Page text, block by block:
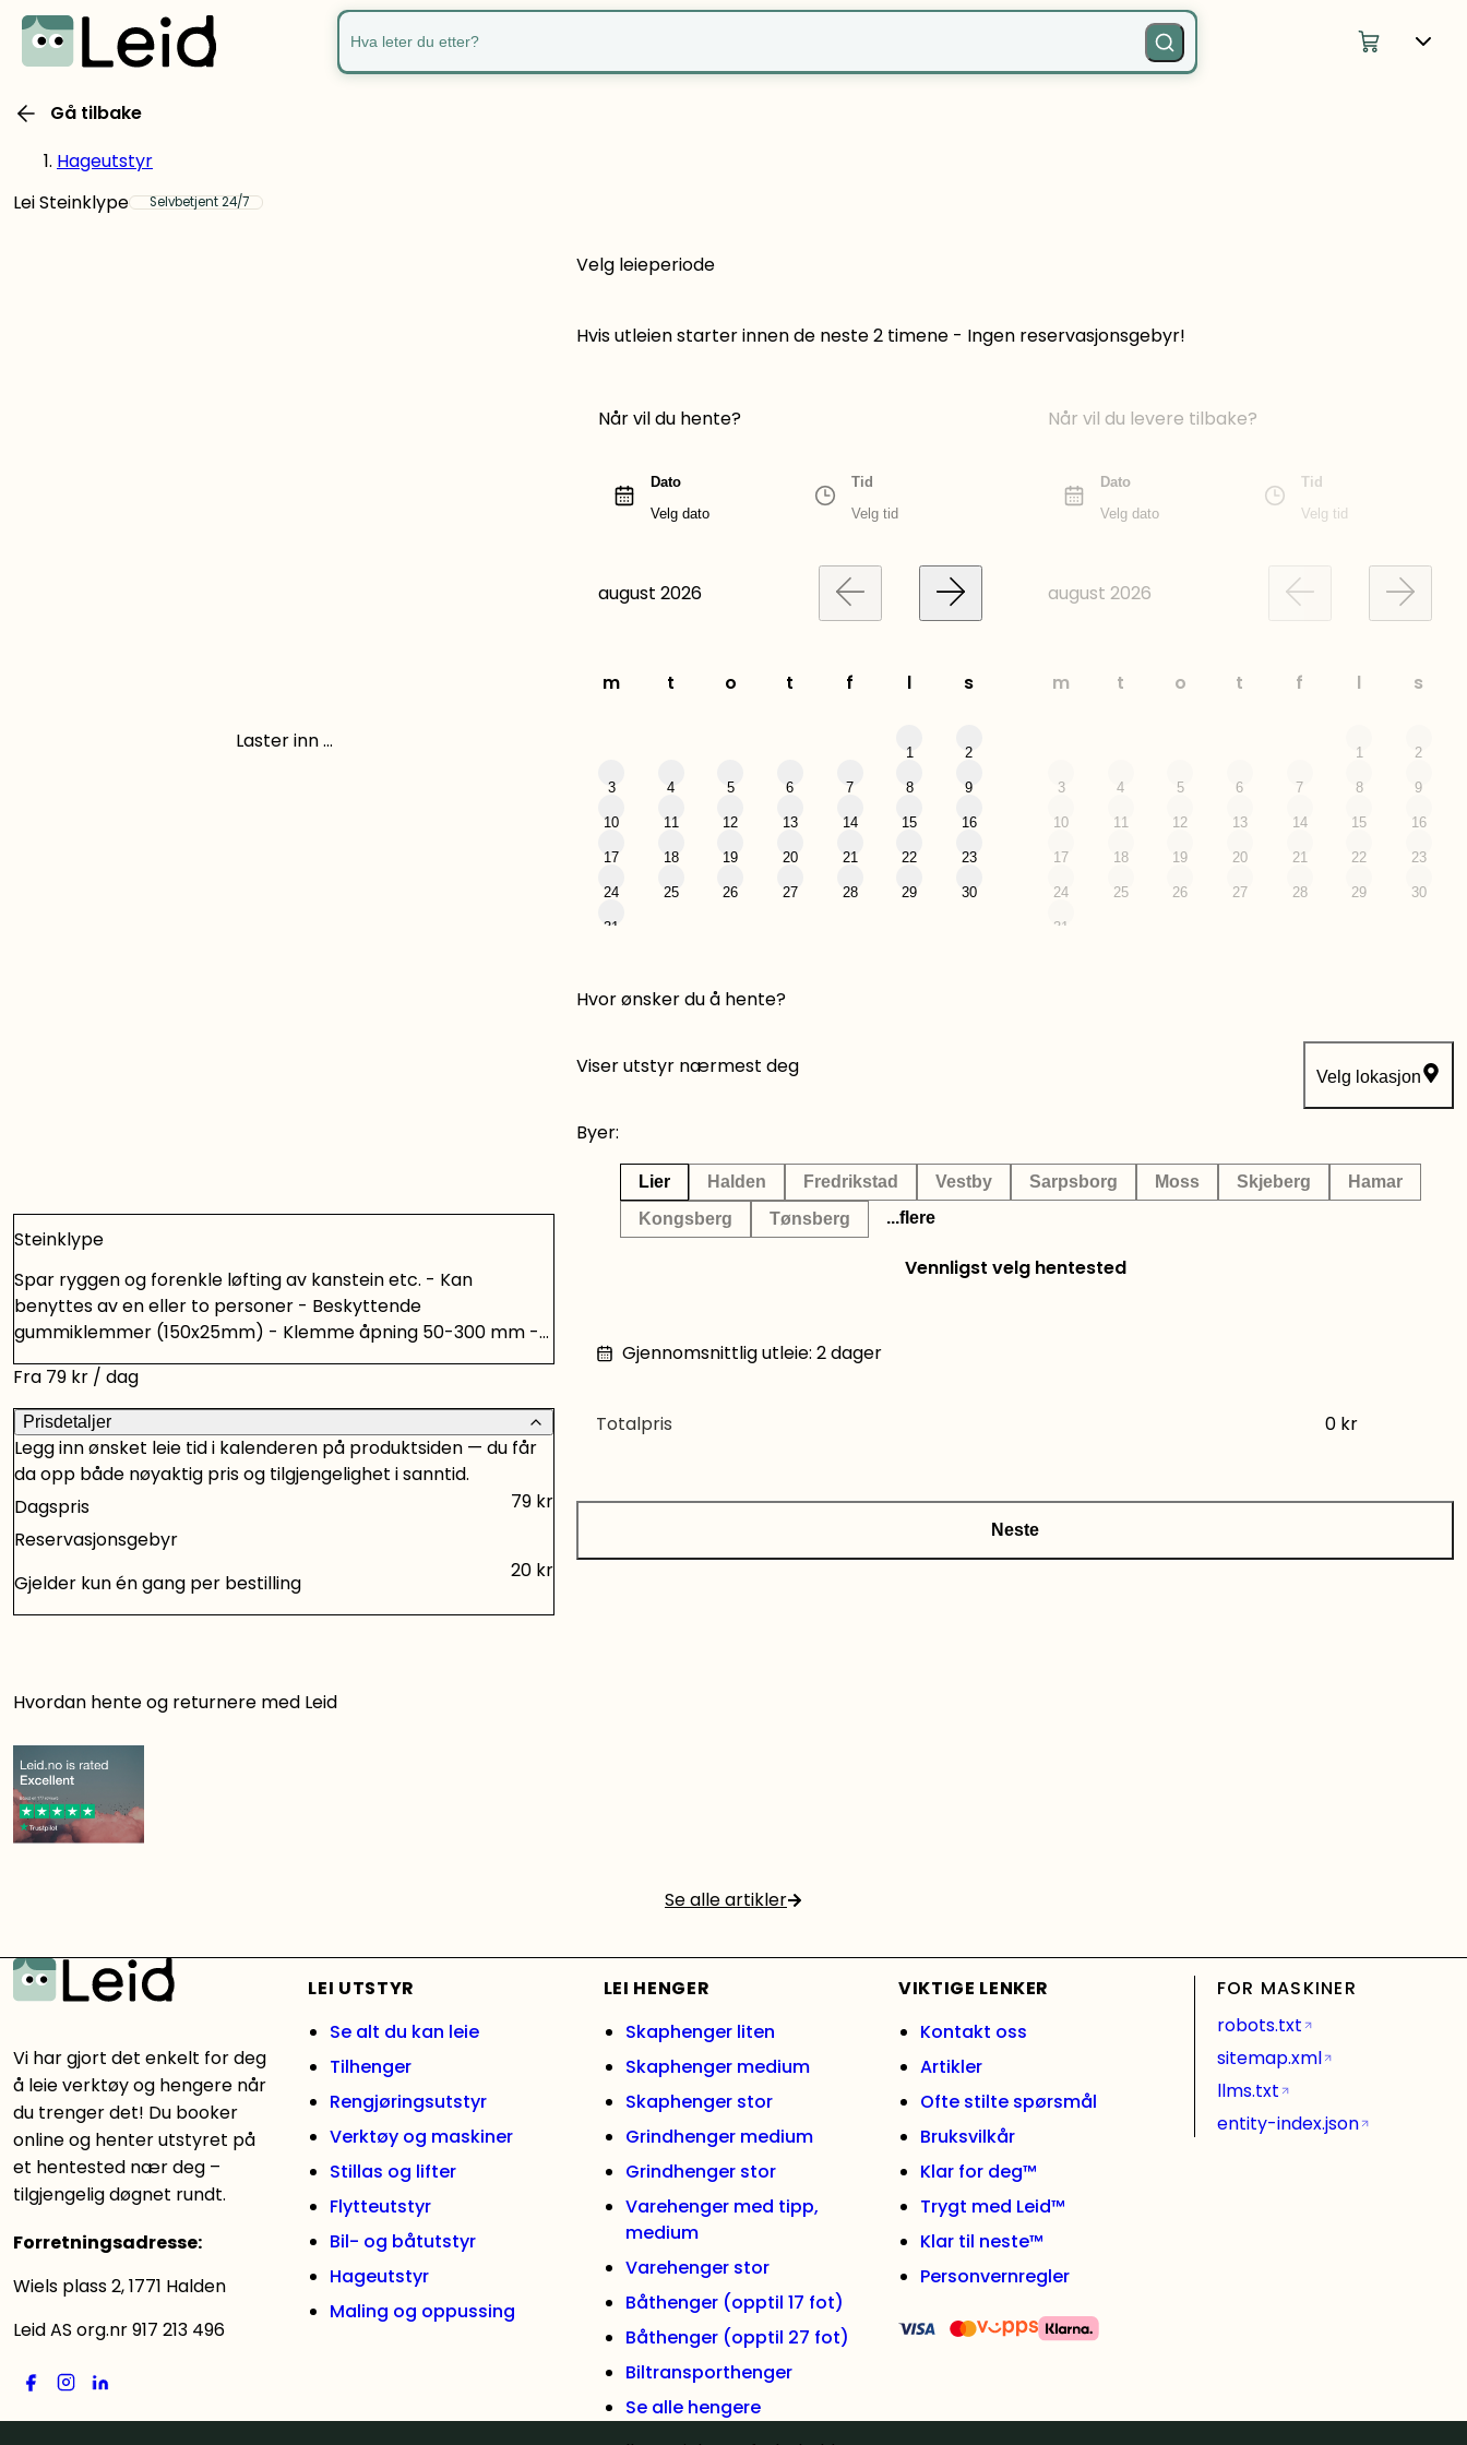
Hva leter du etter?
Gå tilbake
Hageutstyr
Lei Steinklype
Selvbetjent 24/7
Laster inn ...
Steinklype
Spar ryggen og forenkle løfting av kanstein etc. - Kan
benyttes av en eller to personer - Beskyttende
gummiklemmer (150x25mm) - Klemme åpning 50-300 mm -
Løfteevne 150 kilo - Kraftig utførelseS
Fra 79 kr / dag
Prisdetaljer
Legg inn ønsket leie tid i kalenderen på produktsiden — du får
da opp både nøyaktig pris og tilgjengelighet i sanntid.
Dagspris
79 kr
Reservasjonsgebyr
Gjelder kun én gang per bestilling
20 kr
Velg leieperiode
Hvis utleien starter innen de neste 2 timene - Ingen reservasjonsgebyr!
Når vil du hente?
Dato
Velg dato
Tid
Velg tid
august 2026
m t o t f l s
1 2
3 4 5 6 7 8 9
10 11 12 13 14 15 16
17 18 19 20 21 22 23
24 25 26 27 28 29 30
31
Når vil du levere tilbake?
Dato
Velg dato
Tid
Velg tid
august 2026
m t o t f l s
1 2
3 4 5 6 7 8 9
10 11 12 13 14 15 16
17 18 19 20 21 22 23
24 25 26 27 28 29 30
31
Hvor ønsker du å hente?
Viser utstyr nærmest deg Velg lokasjon
Byer:
Lier Halden Fredrikstad Vestby Sarpsborg Moss Skjeberg
Hamar
Kongsberg
Tønsberg ...flere
Vennligst velg hentested
Gjennomsnittlig utleie: 2dager
Totalpris 0 kr
Neste
Hvordan hente og returnere med Leid
Les mer
Se alle artikler
Vi har gjort det enkelt for deg
å leie verktøy og hengere når
du trenger det! Du booker
online og henter utstyret på
et hentested nær deg –
tilgjengelig døgnet rundt.
Forretningsadresse:
Wiels plass 2, 1771 Halden
Leid AS org.nr 917 213 496
LEI UTSTYR
Se alt du kan leie
Tilhenger
Rengjøringsutstyr
Verktøy og maskiner
Stillas og lifter
Flytteutstyr
Bil- og båtutstyr
Hageutstyr
Maling og oppussing
LEI HENGER
Skaphenger liten
Skaphenger medium
Skaphenger stor
Grindhenger medium
Grindhenger stor
Varehenger med tipp,
medium
Varehenger stor
Båthenger (opptil 17 fot)
Båthenger (opptil 27 fot)
Biltransporthenger
Se alle hengere
VIKTIGE LENKER
Kontakt oss
Artikler
Ofte stilte spørsmål
Bruksvilkår
Klar for deg™
Trygt med Leid™
Klar til neste™
Personvernregler
FOR MASKINER
robots.txt
sitemap.xml
llms.txt
entity-index.json